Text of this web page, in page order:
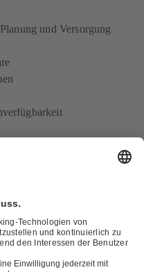
und Versorgung
und